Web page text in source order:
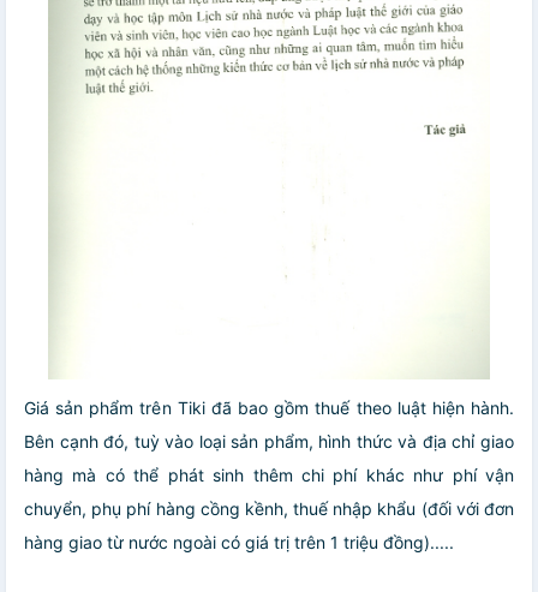
Giá sản phẩm trên Tiki đã bao gồm thuế theo luật hiện hành.
Bên cạnh đó, tuỳ vào loại sản phẩm, hình thức và địa chỉ giao
hàng mà có thể phát sinh thêm chi phí khác như phí vận
chuyển, phụ phí hàng cồng kềnh, thuế nhập khẩu (đối với đơn
hàng giao từ nước ngoài có giá trị trên 1 triệu đồng).....